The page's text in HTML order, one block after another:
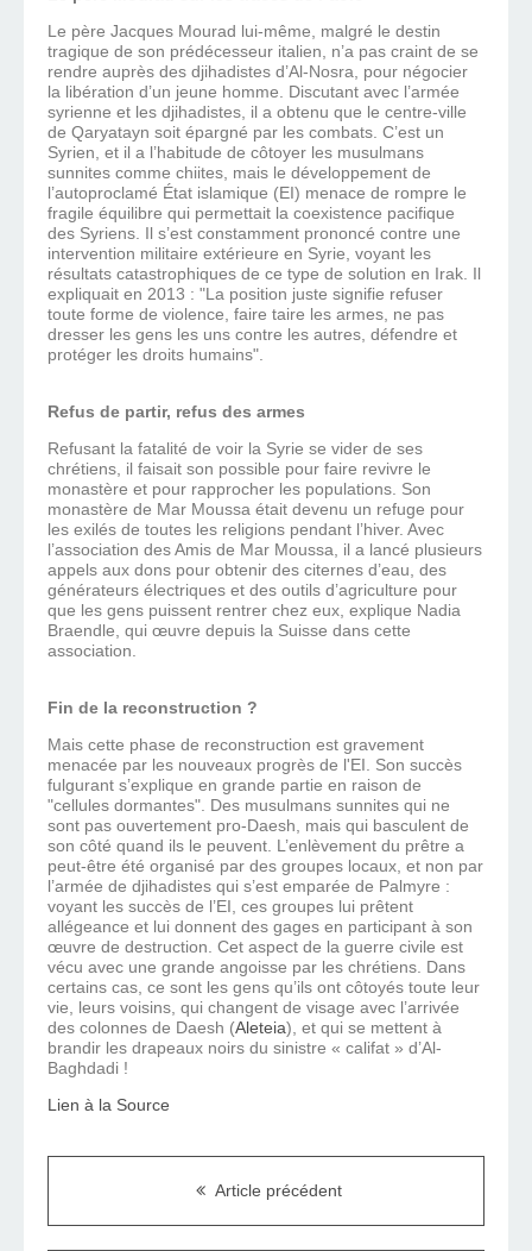
Le père Jacques Mourad lui-même, malgré le destin
tragique de son prédécesseur italien, n’a pas craint de se
rendre auprès des djihadistes d’Al-Nosra, pour négocier
la libération d’un jeune homme. Discutant avec l’armée
syrienne et les djihadistes, il a obtenu que le centre-ville
de Qaryatayn soit épargné par les combats. C’est un
Syrien, et il a l’habitude de côtoyer les musulmans
sunnites comme chiites, mais le développement de
l’autoproclamé État islamique (EI) menace de rompre le
fragile équilibre qui permettait la coexistence pacifique
des Syriens. Il s’est constamment prononcé contre une
intervention militaire extérieure en Syrie, voyant les
résultats catastrophiques de ce type de solution en Irak. Il
expliquait en 2013 : "La position juste signifie refuser
toute forme de violence, faire taire les armes, ne pas
dresser les gens les uns contre les autres, défendre et
protéger les droits humains".
Refus de partir, refus des armes
Refusant la fatalité de voir la Syrie se vider de ses
chrétiens, il faisait son possible pour faire revivre le
monastère et pour rapprocher les populations. Son
monastère de Mar Moussa était devenu un refuge pour
les exilés de toutes les religions pendant l’hiver. Avec
l’association des Amis de Mar Moussa, il a lancé plusieurs
appels aux dons pour obtenir des citernes d’eau, des
générateurs électriques et des outils d’agriculture pour
que les gens puissent rentrer chez eux, explique Nadia
Braendle, qui œuvre depuis la Suisse dans cette
association.
Fin de la reconstruction ?
Mais cette phase de reconstruction est gravement
menacée par les nouveaux progrès de l'EI. Son succès
fulgurant s’explique en grande partie en raison de
"cellules dormantes". Des musulmans sunnites qui ne
sont pas ouvertement pro-Daesh, mais qui basculent de
son côté quand ils le peuvent. L’enlèvement du prêtre a
peut-être été organisé par des groupes locaux, et non par
l’armée de djihadistes qui s’est emparée de Palmyre :
voyant les succès de l’EI, ces groupes lui prêtent
allégeance et lui donnent des gages en participant à son
œuvre de destruction. Cet aspect de la guerre civile est
vécu avec une grande angoisse par les chrétiens. Dans
certains cas, ce sont les gens qu’ils ont côtoyés toute leur
vie, leurs voisins, qui changent de visage avec l’arrivée
des colonnes de Daesh (Aleteia), et qui se mettent à
brandir les drapeaux noirs du sinistre « califat » d’Al-
Baghdadi !
Lien à la Source
Article précédent